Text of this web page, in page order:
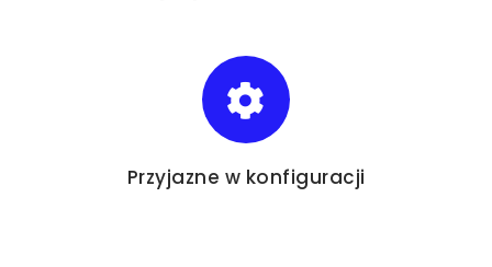
Przyjazne w konfiguracji